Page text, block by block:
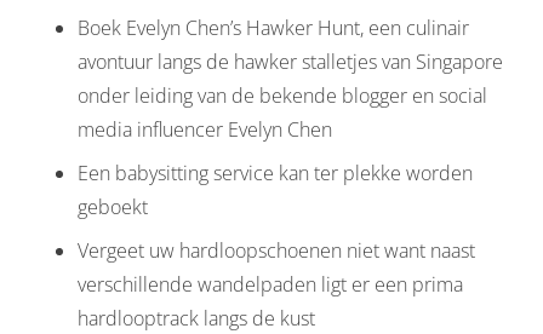
Boek Evelyn Chen’s Hawker Hunt, een culinair
avontuur langs de hawker stalletjes van Singapore
onder leiding van de bekende blogger en social
media influencer Evelyn Chen
Een babysitting service kan ter plekke worden
geboekt
Vergeet uw hardloopschoenen niet want naast
verschillende wandelpaden ligt er een prima
hardlooptrack langs de kust